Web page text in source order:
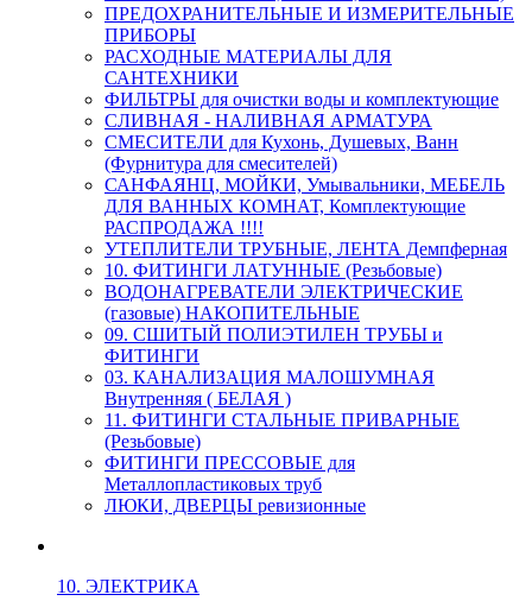
ПРЕДОХРАНИТЕЛЬНЫЕ И ИЗМЕРИТЕЛЬНЫЕ
ПРИБОРЫ
РАСХОДНЫЕ МАТЕРИАЛЫ ДЛЯ
САНТЕХНИКИ
ФИЛЬТРЫ для очистки воды и комплектующие
СЛИВНАЯ - НАЛИВНАЯ АРМАТУРА
СМЕСИТЕЛИ для Кухонь, Душевых, Ванн
(Фурнитура для смесителей)
САНФАЯНЦ, МОЙКИ, Умывальники, МЕБЕЛЬ
ДЛЯ ВАННЫХ КОМНАТ, Комплектующие
РАСПРОДАЖА !!!!
УТЕПЛИТЕЛИ ТРУБНЫЕ, ЛЕНТА Демпферная
10. ФИТИНГИ ЛАТУННЫЕ (Резьбовые)
ВОДОНАГРЕВАТЕЛИ ЭЛЕКТРИЧЕСКИЕ
(газовые) НАКОПИТЕЛЬНЫЕ
09. СШИТЫЙ ПОЛИЭТИЛЕН ТРУБЫ и
ФИТИНГИ
03. КАНАЛИЗАЦИЯ МАЛОШУМНАЯ
Внутренняя ( БЕЛАЯ )
11. ФИТИНГИ СТАЛЬНЫЕ ПРИВАРНЫЕ
(Резьбовые)
ФИТИНГИ ПРЕССОВЫЕ для
Металлопластиковых труб
ЛЮКИ, ДВЕРЦЫ ревизионные
10. ЭЛЕКТРИКА